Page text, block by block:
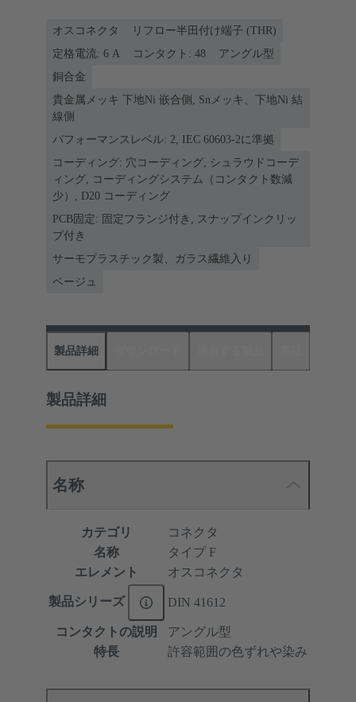
オスコネクタ
リフロー半田付け端子 (THR)
定格電流: ‌6 A
コンタクト: 48
アングル型
銅合金
貴金属メッキ 下地Ni 嵌合側, Snメッキ、下地Ni 結
線側
パフォーマンスレベル: 2, IEC 60603-2に準拠
コーディング: 穴コーディング, シュラウドコーデ
ィング, コーディングシステム（コンタクト数減
少）, D20 コーディング
PCB固定: 固定フランジ付き, スナップインクリッ
プ付き
サーモプラスチック製、ガラス繊維入り
ベージュ
製品詳細
製品詳細
名称
カテゴリ
コネクタ
名称
タイプ F
エレメント
オスコネクタ
製品シリーズ DIN 41612
コンタクトの説明
アングル型
特長
許容範囲の色ずれや染み